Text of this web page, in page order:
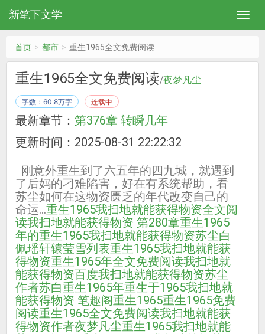
新笔下文学
首页 都市 重生1965全文免费阅读
重生1965全文免费阅读/夜梦凡尘
字数：60.8万字 连载中
最新章节： 第376章 转瞬几年
更新时间：2025-08-31 22:22:32
刚意外重生到了六五年的四九城，就遇到
了后妈的刁难陷害，好在有系统帮助，看
苏尘如何在这物资匮乏的年代改变自己的
命运...重生1965我扫地就能获得物资全文阅
读我扫地就能获得物资 第280章重生1965
年的重生1965我扫地就能获得物资苏尘白
佩瑶轩辕莹雪列表重生1965我扫地就能获
得物资重生1965年全文免费阅读我扫地就
能获得物资百度我扫地就能获得物资苏尘
作者苏白重生1965年重生于1965我扫地就
能获得物资 笔趣阁重生1965重生1965免费
阅读重生1965全文免费阅读我扫地就能获
得物资作者夜梦凡尘重生1965我扫地就能